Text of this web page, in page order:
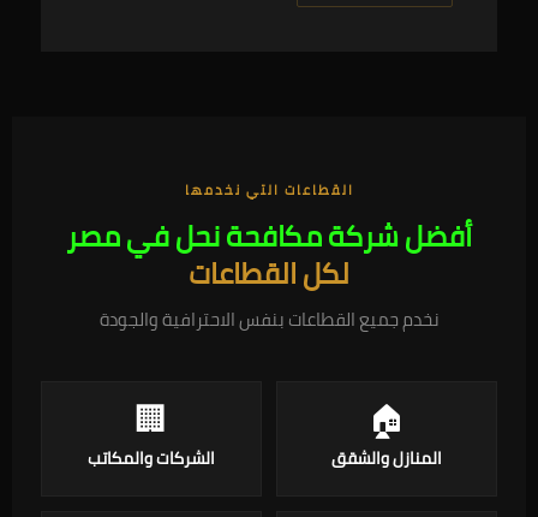
القطاعات التي نخدمها
أفضل شركة مكافحة نحل في مصر
لكل القطاعات
نخدم جميع القطاعات بنفس الاحترافية والجودة
🏠
المنازل والشقق
🏢
الشركات والمكاتب